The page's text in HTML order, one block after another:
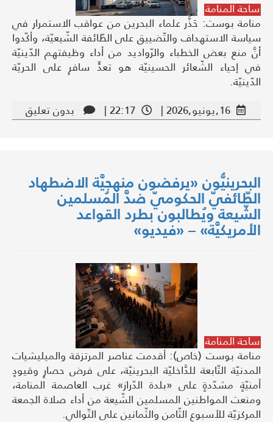
ساحة المنامة
منامة بوست: حَذَّر علماء البحرين من عواقب الاستمرار في
سياسة الاستهداف والتّضييق على الطّائفة الشّيعيّة، وأكّدوا
أنَّ منع بعض الخطباء والرّواديد من أداء وظيفتهم الدّينيّة
في إحياء الشّعائر الحسينيّة هو تعدٍّ سافرٍ على الحريّة
الدّينيّة.
16,يونيو,2026 |
22:17 | بدون تعليق
البحرينيُّون «يرفضون منهجيَّة الاضطهاد
الطّائفيّ الحكوميّ ضدَّ المُسلمين
الشّيعة ويُطالبون بطرد القواعد
الأمريكيَّة» – «فيديو»
ساحة المنامة
منامة بوست (خاص): أقدمت عناصر المرتزقة والميليشيات
المدنيّة التّابعة للدَّاخليّة البحرينيّة، على فرض حصارٍ وقيودٍ
أمنيّةٍ مشدّدةٍ على «بلدة الدّراز» غرب العاصمة المنامة،
ومنعت المواطنين المسلمين الشّيعة من أداء صلاة الجمعة
المركزيّة للأسبوع الثّامن والثّمانين على التّوالي.